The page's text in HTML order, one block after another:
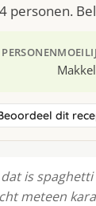
personen.
dit
dat is
meteen